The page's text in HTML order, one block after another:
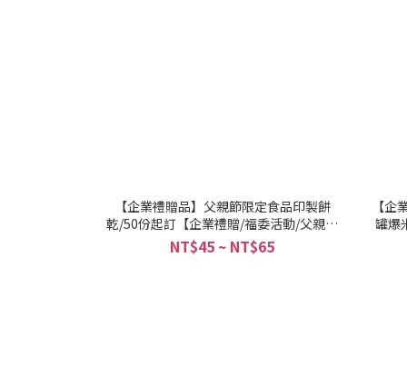
【企業禮贈品】父親節限定食品印製餅
乾/50份起訂【企業禮贈/福委活動/父親節
推薦】
NT$45 ~ NT$65
【
罐爆